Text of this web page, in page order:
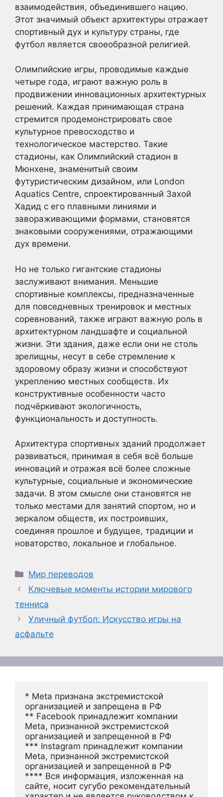
взаимодействия, объединившего нацию.
Этот значимый объект архитектуры отражает
спортивный дух и культуру страны, где
футбол является своеобразной религией.
Олимпийские игры, проводимые каждые
четыре года, играют важную роль в
продвижении инновационных архитектурных
решений. Каждая принимающая страна
стремится продемонстрировать свое
культурное превосходство и
технологическое мастерство. Такие
стадионы, как Олимпийский стадион в
Мюнхене, знаменитый своим
футуристическим дизайном, или London
Aquatics Centre, спроектированный Захой
Хадид с его плавными линиями и
завораживающими формами, становятся
знаковыми сооружениями, отражающими
дух времени.
Но не только гигантские стадионы
заслуживают внимания. Меньшие
спортивные комплексы, предназначенные
для повседневных тренировок и местных
соревнований, также играют важную роль в
архитектурном ландшафте и социальной
жизни. Эти здания, даже если они не столь
зрелищны, несут в себе стремление к
здоровому образу жизни и способствуют
укреплению местных сообществ. Их
конструктивные особенности часто
подчёркивают экологичность,
функциональность и доступность.
Архитектура спортивных зданий продолжает
развиваться, принимая в себя всё больше
инноваций и отражая всё более сложные
культурные, социальные и экономические
задачи. В этом смысле они становятся не
только местами для занятий спортом, но и
зеркалом обществ, их построивших,
соединяя прошлое и будущее, традиции и
новаторство, локальное и глобальное.
Рубрики
Мир переводов
Ключевые моменты истории мирового
тенниса
Уличный футбол: Искусство игры на
асфальте
* Meta признана экстремистской
организацией и запрещена в РФ
** Facebook принадлежит компании
Meta, признанной экстремистской
организацией и запрещенной в РФ
*** Instagram принадлежит компании
Meta, признанной экстремистской
организацией и запрещенной в РФ
**** Вся информация, изложенная на
сайте, носит сугубо рекомендательный